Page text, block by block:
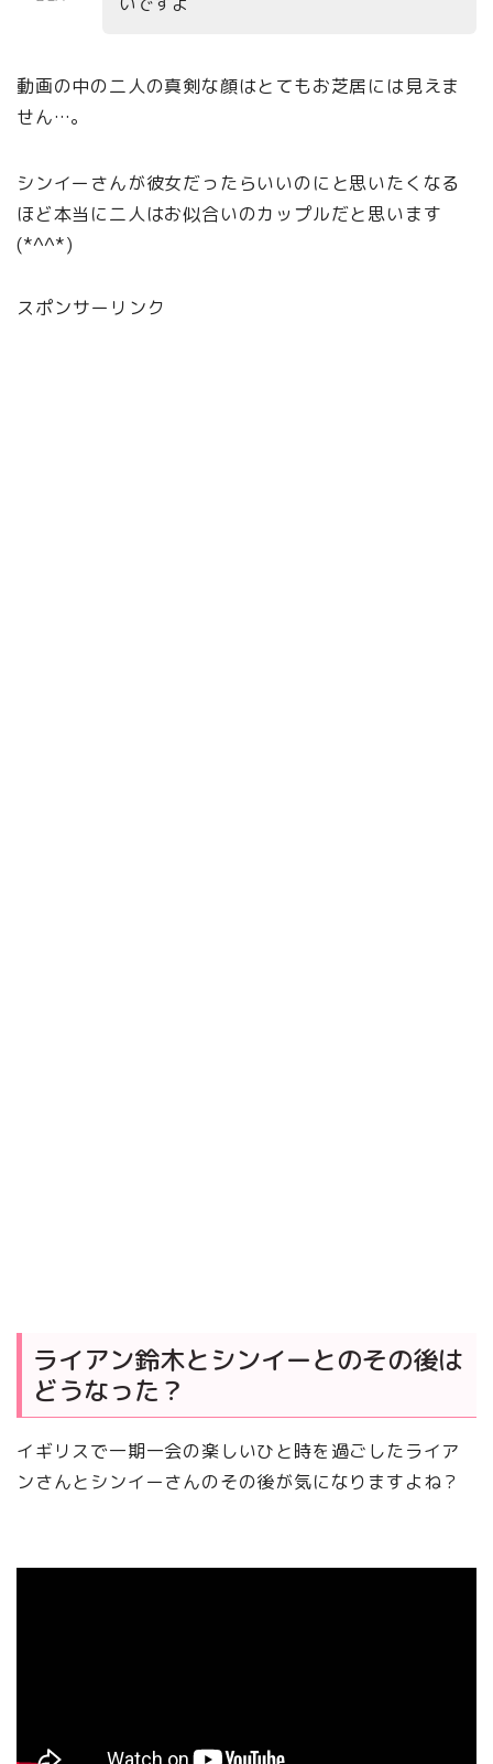
動画の中の二人の真剣な顔はとてもお芝居には見えま
せん…。
シンイーさんが彼女だったらいいのにと思いたくなる
ほど本当に二人はお似合いのカップルだと思います
(*^^*)
スポンサーリンク
ライアン鈴木とシンイーとのその後は
どうなった？
イギリスで一期一会の楽しいひと時を過ごしたライア
ンさんとシンイーさんのその後が気になりますよね？